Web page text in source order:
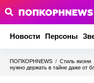
Новости Персоны
ПОПКОРНNEWS / Стиль жизни
нужно держать в тайне даже от